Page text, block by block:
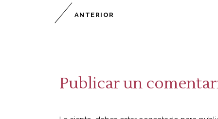
ANTERIOR
Publicar un